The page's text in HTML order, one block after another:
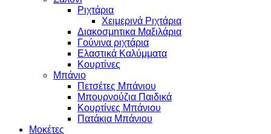
Ριχτάρια
Χειμερινά Ριχτάρια
Διακοσμητικα Μαξιλάρια
Γούνινα ριχτάρια
Ελαστικά Καλύμματα
Κουρτίνες
Μπάνιο
Πετσέτες Μπάνιου
Μπουρνούζια Παιδικά
Κουρτίνες Μπάνιου
Πατάκια Μπάνιου
Μοκέτες